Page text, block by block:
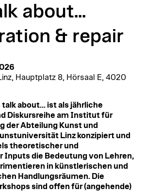
about...
& repair
Hauptplatz 8, Hörsaal E, 4020
talk about... ist als jährliche
Diskursreihe am Institut für
der Abteilung Kunst und
Linz konzipiert und
theoretischer und
Inputs die Bedeutung von Lehren,
in künstlerischen und
Handlungsräumen. Die
sind offen für (angehende)